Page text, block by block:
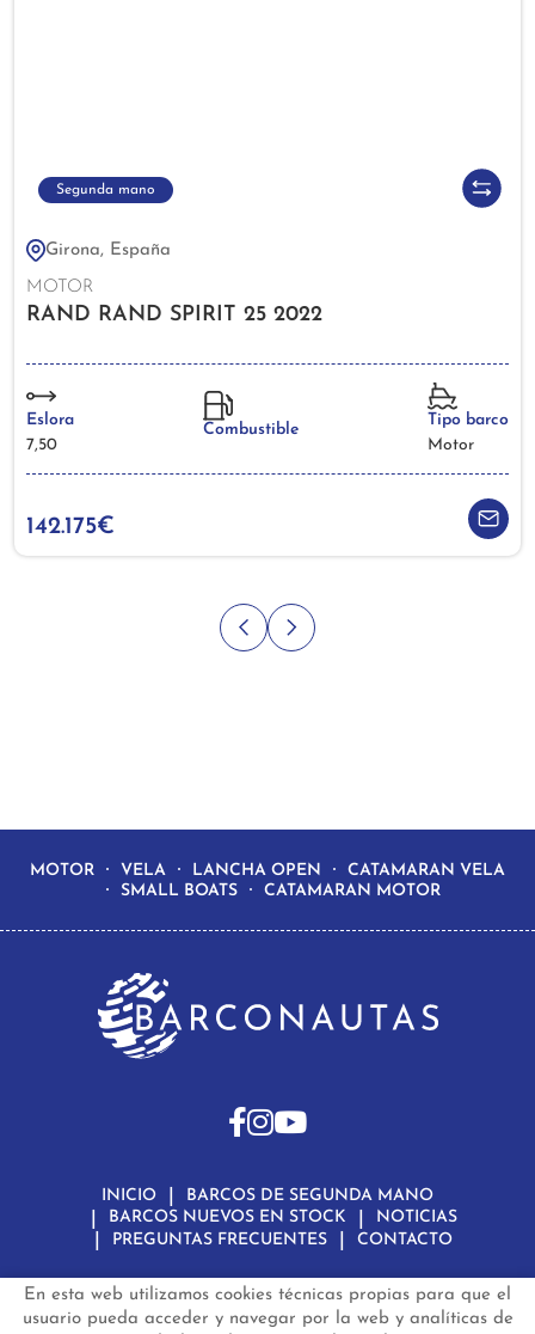
Segunda mano
Girona, España
MOTOR
RAND RAND SPIRIT 25 2022
Eslora
7,50
Combustible
Tipo barco
Motor
142.175€
En esta web utilizamos cookies técnicas propias para que el
usuario pueda acceder y navegar por la web y analíticas de
MOTOR VELA LANCHA OPEN
CATAMARAN VELA
SMALL BOATS
CATAMARAN MOTOR
INICIO
BARCOS DE SEGUNDA MANO
BARCOS NUEVOS EN STOCK
NOTICIAS
PREGUNTAS FRECUENTES
CONTACTO
Aviso Legal
Política de Privacidad de Datos
Política de Cookies
Configuración de Cookies